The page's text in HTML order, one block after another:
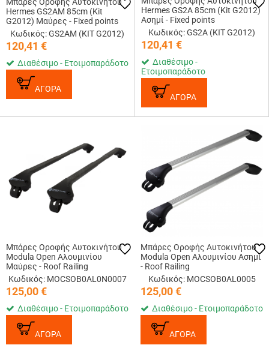
Hermes GS2AM 85cm (Kit
G2012) Μαύρες - Fixed points
Κωδικός: GS2AM (KIT G2012)
120,41 €
Διαθέσιμο - Ετοιμοπαράδοτο
ΑΓΟΡΑ
Hermes GS2A 85cm (Kit G2012)
Ασημί - Fixed points
Κωδικός: GS2A (KIT G2012)
120,41 €
Διαθέσιμο -
Ετοιμοπαράδοτο
ΑΓΟΡΑ
Μπάρες Οροφής Αυτοκινήτου
Modula Open Αλουμινίου
Μαύρες - Roof Railing
Κωδικός: MOCSOB0AL0Ν0007
125,00€
Διαθέσιμο - Ετοιμοπαράδοτο
ΑΓΟΡΑ
Μπάρες Οροφής Αυτοκινήτου
Modula Open Αλουμινίου Ασημί
- Roof Railing
Κωδικός: MOCSOB0AL0005
125,00€
Διαθέσιμο - Ετοιμοπαράδοτο
ΑΓΟΡΑ